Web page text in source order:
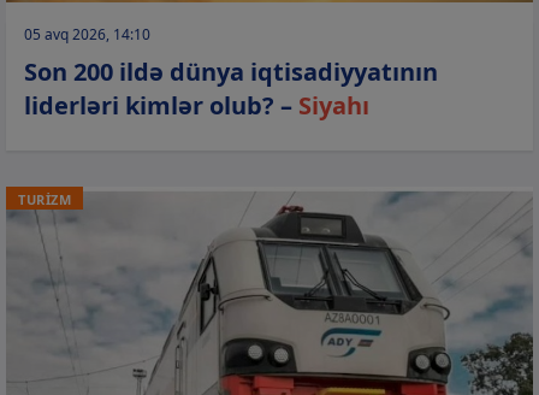
05 avq 2026, 14:10
Son 200 ildə dünya iqtisadiyyatının
liderləri kimlər olub? – Siyahı
TURİZM